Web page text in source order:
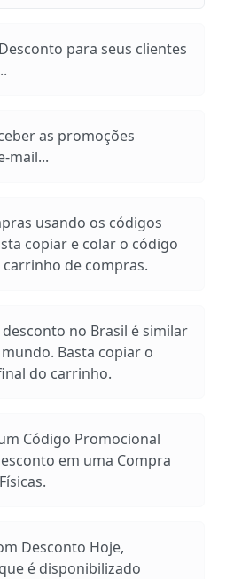
para seus clientes
as promoções
mail...
usando os códigos
copiar e colar o código
de compras.
no Brasil é similar
Basta copiar o
do carrinho.
Código Promocional
em uma Compra
Desconto Hoje,
é disponibilizado